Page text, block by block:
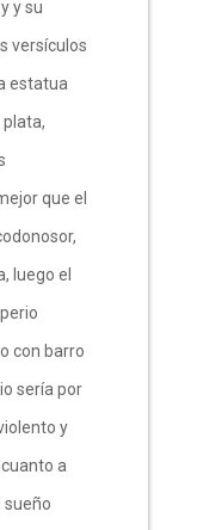
y su
versículos
estatua
que el
luego el
con barro
sería por
y
a
sueño